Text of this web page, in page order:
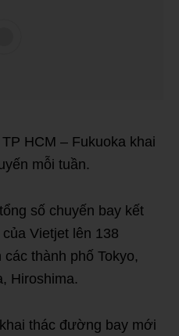
HCM – Fukuoka khai
mỗi tuần.
số chuyến bay kết
Vietjet lên 138
thành phố Tokyo,
Hiroshima.
thác đường bay mới